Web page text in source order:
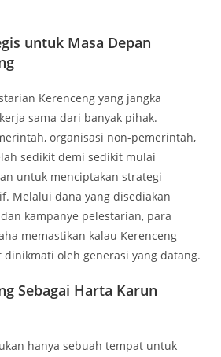
untuk Masa Depan
Kerenceng yang jangka
sama dari banyak pihak.
organisasi non-pemerintah,
sedikit demi sedikit mulai
untuk menciptakan strategi
Melalui dana yang disediakan
kampanye pelestarian, para
memastikan kalau Kerenceng
oleh generasi yang datang.
Sebagai Harta Karun
hanya sebuah tempat untuk